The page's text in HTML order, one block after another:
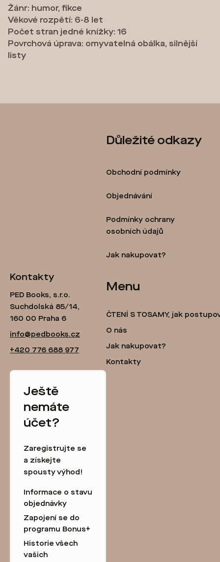
Žánr: humor, fikce
Věkové rozpětí: 6-8 let
Počet stran jedné knížky: 16
Povrchová úprava: omyvatelná obálka, silnější
listy
Důležité odkazy
Obchodní podmínky
Objednávání
Podmínky ochrany
osobních údajů
Jak nakupovat?
Kontakty
PED Books, s.r.o.
Suchdolská 85/14,
160 00 Praha 6
info@pedbooks.cz
+420 776 688 977
Menu
ČTENÍ S TOSAMY, jak
O nás
Jak nakupovat?
Kontakty
Ještě
nemáte
účet?
Zaregistrujte se
a získejte
spousty výhod!
Informace o stavu
objednávky
Zapojení se do
programu Bonus+
Historie všech
vašich